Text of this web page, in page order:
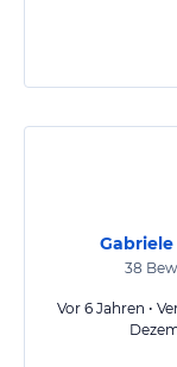
Gabriele
38
Vor 6 Jahren •